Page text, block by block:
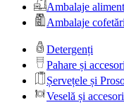
Ambalaje
Ambalaje
Detergenți
Pahare și
Șervețele și
Veselă și